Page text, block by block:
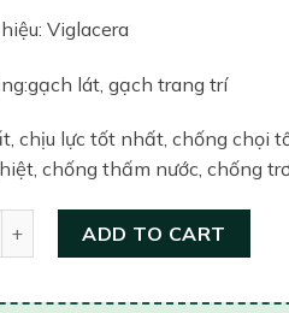
Viglacera
lát, gạch trang trí
chịu lực tốt nhất, chống chọi
chống thấm nước, chống
ADD TO CART